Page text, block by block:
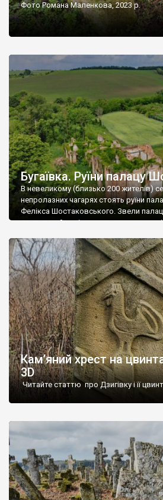
Фото Романа Маленкова, 2023 р.
Бугаївка. Руїни палацу
В невеликому (близько 200 жителів)
непролазних чагарях стоять руїни
Фелікса Шостаковського. Звели палац
радянський період у ньому спочатку
століття тут розмістили
палацу виїхала лікарня – ми точно не
Кам’яний хрест на
3D
Читайте статтю про Дзигівку і її